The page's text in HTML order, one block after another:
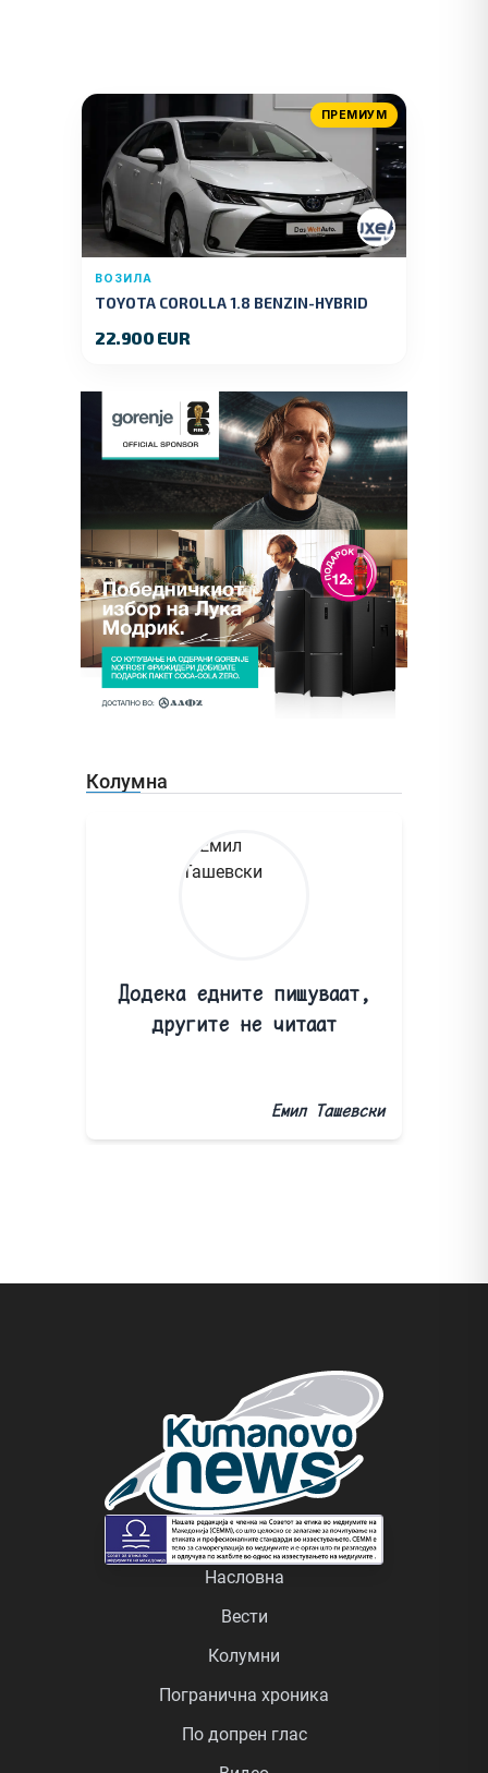
ПРЕМИУМ
ВОЗИЛА
TOYOTA COROLLA 1.8 BENZIN-HYBRID
22.900 EUR
Колумна
Додека едните пишуваат,
другите не читаат
Емил Ташевски
Насловна
Вести
Колумни
Погранична хроника
По допрен глас